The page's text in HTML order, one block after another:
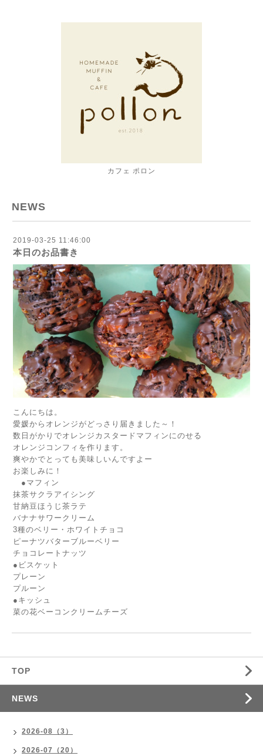
カフェ ポロン
NEWS
2019-03-25 11:46:00
本日のお品書き
こんにちは。
愛媛からオレンジがどっさり届きました～！
数日がかりでオレンジカスタードマフィンにのせる
オレンジコンフィを作ります。
爽やかでとっても美味しいんですよー
お楽しみに！
●マフィン
抹茶サクラアイシング
甘納豆ほうじ茶ラテ
バナナサワークリーム
3種のベリー・ホワイトチョコ
ピーナツバターブルーベリー
チョコレートナッツ
●ビスケット
プレーン
プルーン
●キッシュ
菜の花ベーコンクリームチーズ
TOP
NEWS
2026-08（3）
2026-07（20）